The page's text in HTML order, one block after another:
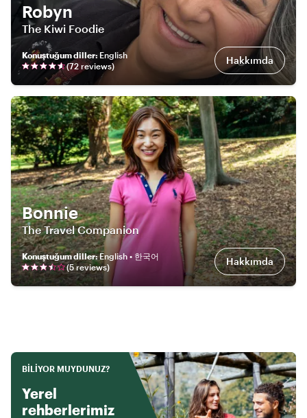
Robyn
The Kiwi Foodie
Konuştuğum diller: English
(72 reviews) Hakkımda
Bonnie
The Travel Companion
Konuştuğum diller:English • 한국어
(5reviews) Hakkımda
BILIYOR MUYDUNUZ?
Yerel
rehberlerimiz